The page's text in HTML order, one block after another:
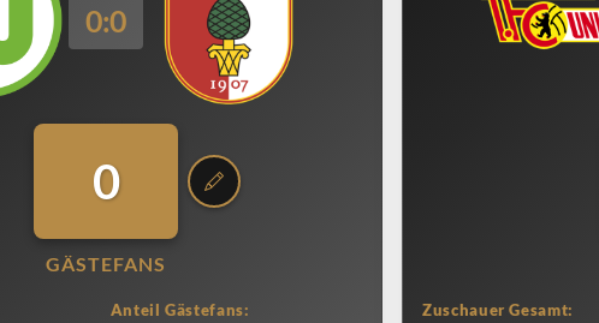
0:0
0
GÄSTEFANS
Anteil Gästefans:
Zuschauer Gesamt: